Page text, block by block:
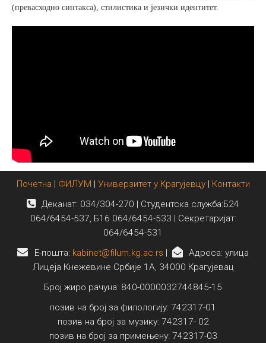
(превасходно синтакса), стилистика и језички идентитет.
Почетна | ФИЛУМ | Универзитет у Крагујевцу| Контакти
Деканат: 034/304-270 | Студентска служба:Б24
064/6454-537, Б16 064/6454-533 | Секретаријат:
064/6454-531
E-пошта: kabinet@filum.kg.ac.rs |
Адреса: улица
Лицеја Кнежевине Србије 1А, 34000 Крагујевац
Број жиро рачуна: 840-0000032744845-15
позив на број за филологију: 742317-01
позив на број за музику: 742317- 02
позив на број за примењену: 742317-03